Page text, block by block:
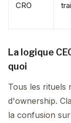
CRO
La logique
quoi
Tous les rituels
d'ownership.
la confusion